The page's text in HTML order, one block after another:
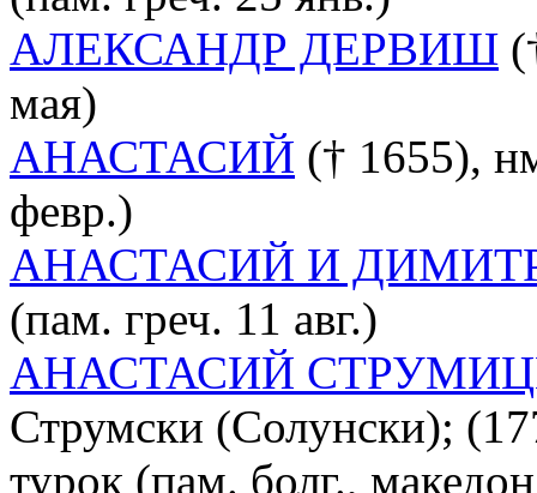
АЛЕКСАНДР ДЕРВИШ
мая)
АНАСТАСИЙ († 1655),
февр.)
АНАСТАСИЙ И
(пам. греч. 11 авг.)
АНАСТАСИЙ
Струмски (Солунски);
турок (пам. болг.,